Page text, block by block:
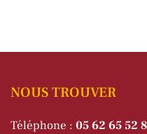
NOUS TROUVER
Téléphone : 05 62 65 52